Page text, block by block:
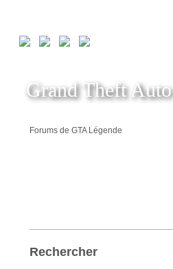
Grand Theft Auto
Forums de GTA Légende
Rechercher